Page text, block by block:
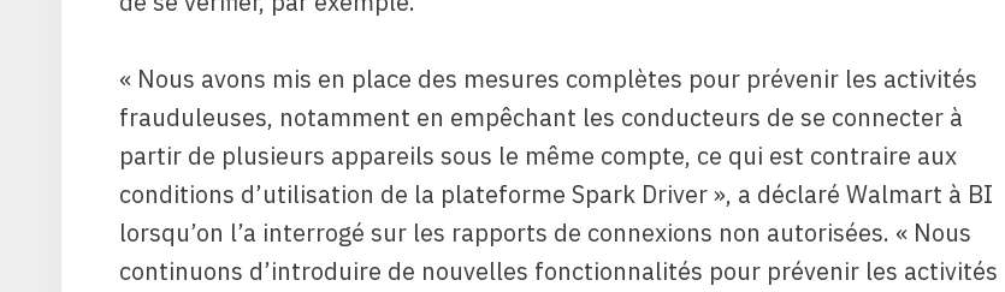
« Nous avons mis en place des mesures complètes pour prévenir les activités
frauduleuses, notamment en empêchant les conducteurs de se connecter à
partir de plusieurs appareils sous le même compte, ce qui est contraire aux
conditions d’utilisation de la plateforme Spark Driver », a déclaré Walmart à BI
lorsqu’on l’a interrogé sur les rapports de connexions non autorisées. « Nous
continuons d’introduire de nouvelles fonctionnalités pour prévenir les activités